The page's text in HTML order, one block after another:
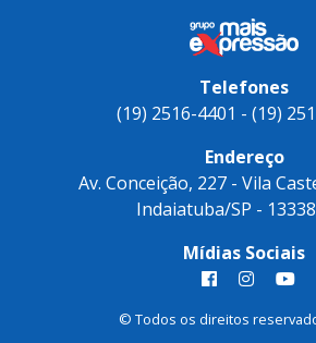
Telefones
(19) 2516-4401 - (19)
Endereço
Av. Conceição, 227 - Vila
Indaiatuba/SP -
Mídias Sociais
© Todos os direitos